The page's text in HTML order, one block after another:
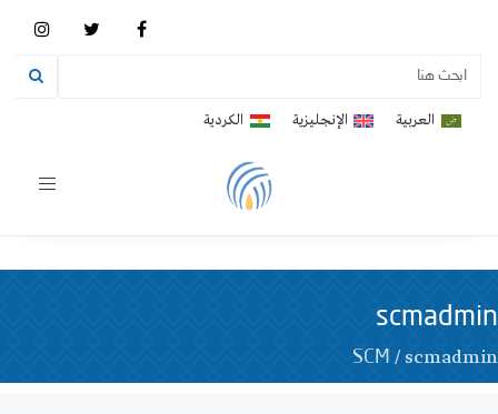
العربية الإنجليزية الكردية
Toggle
scmadmin
SCM / scmadmin